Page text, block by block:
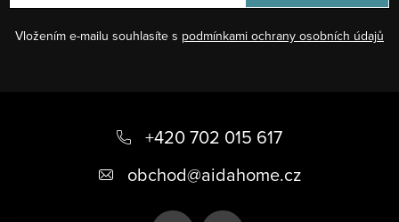
Vložením e-mailu souhlasíte s podmínkami ochrany osobních údajů
+420 702 015 617
obchod@aidahome.cz